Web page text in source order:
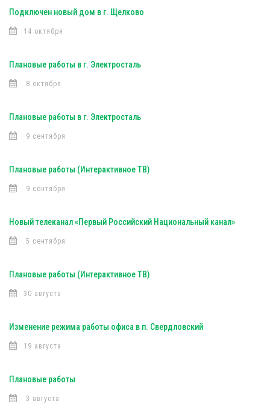
Подключен новый дом в г. Щелково
14 октября
Плановые работы в г. Электросталь
8 октября
Плановые работы в г. Электросталь
9 сентября
Плановые работы (Интерактивное ТВ)
9 сентября
Новый телеканал «Первый Российский Национальный канал»
5 сентября
Плановые работы (Интерактивное ТВ)
30 августа
Изменение режима работы офиса в п. Свердловский
19 августа
Плановые работы
3 августа